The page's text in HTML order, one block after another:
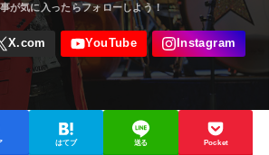
はてブ 送る Pocket